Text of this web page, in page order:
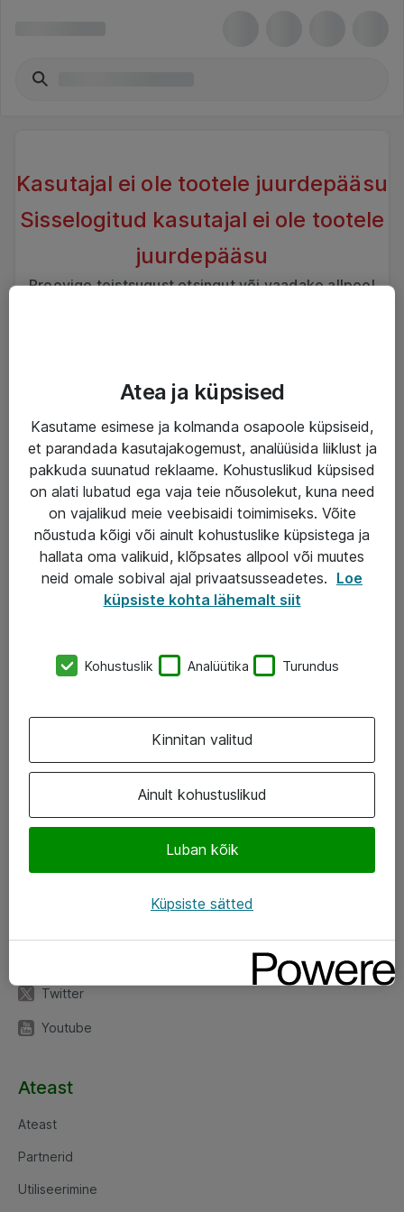
Kasutajal ei ole tootele juurdepääsu
Sisselogitud kasutajal ei ole tootele
juurdepääsu
Proovige teistsugust otsingut või vaadake allpool
Teenused
IT taristu
Haldusteenused
Garantii
Turva- ja nõrkvoolulahendused
AS ATEA
eShop@atea.ee
Twitter
Youtube
Ateast
Ateast
Partnerid
Utiliseerimine
Atea ja küpsised
Kasutame esimese ja kolmanda osapoole küpsiseid,
et parandada kasutajakogemust, analüüsida liiklust ja
pakkuda suunatud reklaame. Kohustuslikud küpsised
on alati lubatud ega vaja teie nõusolekut, kuna need
on vajalikud meie veebisaidi toimimiseks. Võite
nõustuda kõigi või ainult kohustuslike küpsistega ja
hallata oma valikuid, klõpsates allpool või muutes
neid omale sobival ajal privaatsusseadetes. Loe
küpsiste kohta lähemalt siit
Kohustuslik Analüütika Turundus
Ainult kohustuslikud
Luban kõik
Kinnitan valitud
Küpsiste sätted